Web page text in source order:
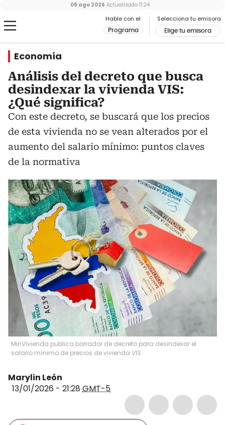
Hable con el
Programa
Selecciona tu emisora
Elige tu emisora
09 ago 2026 Actualizado 11:24
Economía
Análisis del decreto que busca
desindexar la vivienda VIS:
¿Qué significa?
Con este decreto, se buscará que los precios
de esta vivienda no se vean alterados por el
aumento del salario mínimo: puntos claves
de la normativa
MinVivienda publica borrador de decreto para desindexar el
salario mínimo de precios de vivienda VIS
Marylin León
13/01/2026 - 21:28 GMT-5